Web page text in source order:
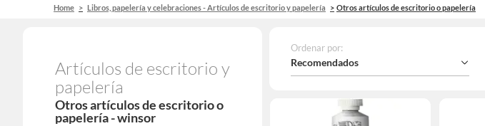
Home Libros, papelería y celebraciones - Artículos de escritorio y papelería Otros artículos de escritorio o papelería
Artículos de escritorio y
papelería
Otros artículos de escritorio o
papelería - winsor
Ordenar por:
Recomendados